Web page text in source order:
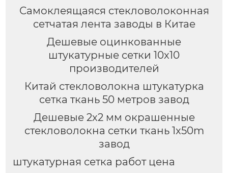
Самоклеящаяся стекловолоконная
сетчатая лента заводы в Китае
Дешевые оцинкованные
штукатурные сетки 10x10
производителей
Китай стекловолокна штукатурка
сетка ткань 50 метров завод
Дешевые 2x2 мм окрашенные
стекловолокна сетки ткань 1x50m
завод
штукатурная сетка работ цена